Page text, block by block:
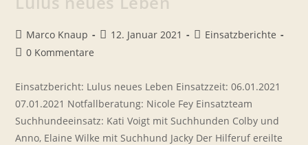
Hoffnung
Beitrags-
Autor:
Marco Knaup
Beitrag
12. Januar 2021
Beitrags-
Einsatzberichte
Beitrags-
0 Kommentare
Einsatzbericht: Lulus neues Leben Einsatzzeit: 06.01.2021 
07.01.2021 Notfallberatung: Nicole Fey Einsatzteam
Suchhundeeinsatz: Kati Voigt mit Suchhunden Colby und
Anno, Elaine Wilke mit Suchhund Jacky Der Hilferuf ereilte